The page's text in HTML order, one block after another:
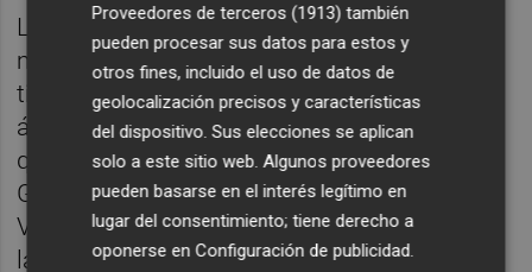
La jornada se estructura en torno a dos
mesas redondas. En la primera de ellas,
titulada "La Administración Electrónica en el
ámbito de la Comunidad Valenciana", en la
que se contará con representantes de la
Generalitat Valenciana, la Federación
Valenciana de Municipios y Provincias, y de
las tres Diputaciones Provinciales.
Proveedores de terceros (1913) también
pueden procesar sus datos para estos y
otros fines, incluido el uso de datos de
geolocalización precisos y características
del dispositivo. Sus elecciones se aplican
solo a este sitio web. Algunos proveedores
pueden basarse en el interés legítimo en
lugar del consentimiento; tiene derecho a
oponerse enConfiguración de publicidad